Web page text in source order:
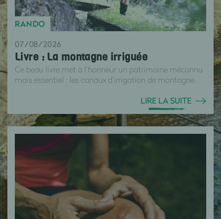
RANDO
07/08/2026
Livre : La montagne irriguée
Ce beau livre met à l’honneur un patrimoine méconnu
mais essentiel : les canaux d’irrigation de montagne.
LIRE LA SUITE